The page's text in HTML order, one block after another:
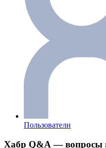
Пользователи
Хабр Q&A — вопросы